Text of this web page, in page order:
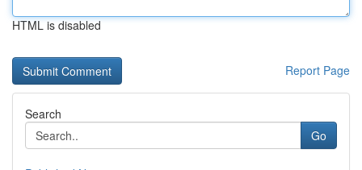
HTML is disabled
Report Page
Search
Go